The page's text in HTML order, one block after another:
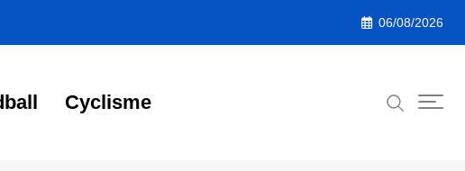
06/08/2026
Cyclisme